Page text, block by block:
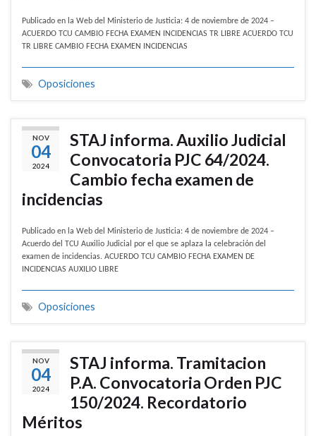
Publicado en la Web del Ministerio de Justicia: 4 de noviembre de 2024 –
ACUERDO TCU CAMBIO FECHA EXAMEN INCIDENCIAS TR LIBRE ACUERDO TCU
TR LIBRE CAMBIO FECHA EXAMEN INCIDENCIAS
Oposiciones
NOV
04
2024
STAJ informa. Auxilio Judicial
Convocatoria PJC 64/2024.
Cambio fecha examen de
incidencias
Publicado en la Web del Ministerio de Justicia: 4 de noviembre de 2024 –
Acuerdo del TCU Auxilio Judicial por el que se aplaza la celebración del
examen de incidencias. ACUERDO TCU CAMBIO FECHA EXAMEN DE
INCIDENCIAS AUXILIO LIBRE
Oposiciones
NOV
04
2024
STAJ informa. Tramitacion
P.A. Convocatoria Orden PJC
150/2024. Recordatorio
Méritos